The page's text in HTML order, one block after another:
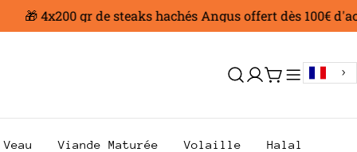
🎁 4x200 gr de steaks hachés Angus offert dès 100€ d'achat
Se
Chariot
Veau Viande Maturée Volaille Halal